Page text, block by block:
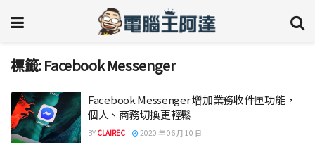
標籤:Facebook Messenger
Facebook Messenger 增加業務收件匣功能，
個人、商務切換更輕鬆
BY CLAIREC 2020 年 06 月 10 日